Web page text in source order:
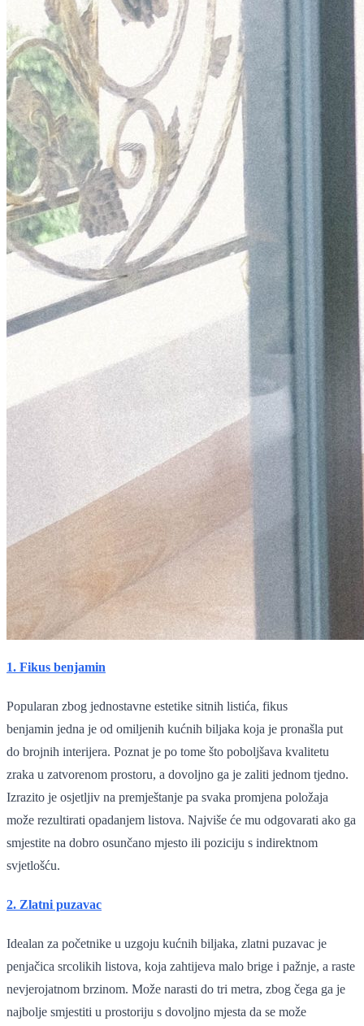
1. Fikus benjamin
Popularan zbog jednostavne estetike sitnih listića, fikus
benjamin jedna je od omiljenih kućnih biljaka koja je pronašla put
do brojnih interijera. Poznat je po tome što poboljšava kvalitetu
zraka u zatvorenom prostoru, a dovoljno ga je zaliti jednom tjedno.
Izrazito je osjetljiv na premještanje pa svaka promjena položaja
može rezultirati opadanjem listova. Najviše će mu odgovarati ako ga
smjestite na dobro osunčano mjesto ili poziciju s indirektnom
svjetlošću.
2. Zlatni puzavac
Idealan za početnike u uzgoju kućnih biljaka, zlatni puzavac je
penjačica srcolikih listova, koja zahtijeva malo brige i pažnje, a raste
nevjerojatnom brzinom. Može narasti do tri metra, zbog čega ga je
najbolje smjestiti u prostoriju s dovoljno mjesta da se može